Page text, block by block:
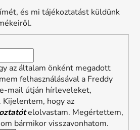
és mi tájékoztatást küldünk
az általam önként megadott
felhasználásával a Freddy
mail útján hírleveleket,
hogy az
elolvastam. Megértettem,
bármikor visszavonhatom.